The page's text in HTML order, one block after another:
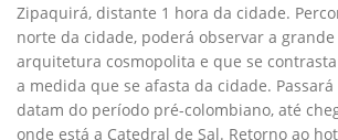
Zipaquirá, distante 1 hora da cidade.
norte da cidade, poderá observar a
arquitetura cosmopolita e que se
a medida que se afasta da cidade.
datam do período pré-colombiano, até
onde está a Catedral de Sal. Retorno ao